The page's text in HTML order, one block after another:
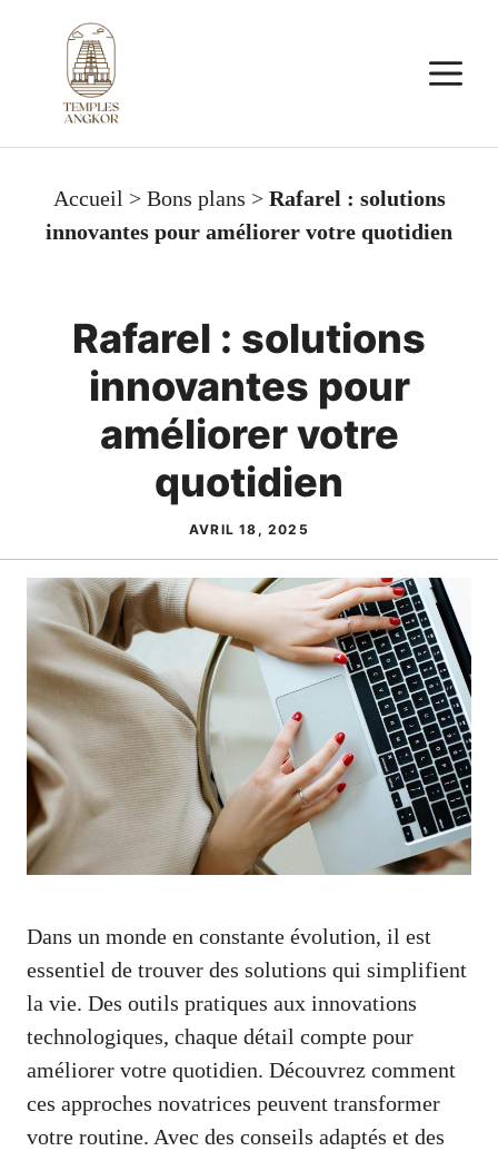
contenu
Accueil > Bons plans > Rafarel : solutions
innovantes pour améliorer votre quotidien
Rafarel : solutions
innovantes pour
améliorer votre
quotidien
AVRIL 18, 2025
Dans un monde en constante évolution, il est
essentiel de trouver des solutions qui simplifient
la vie. Des outils pratiques aux innovations
technologiques, chaque détail compte pour
améliorer votre quotidien. Découvrez comment
ces approches novatrices peuvent transformer
votre routine. Avec des conseils adaptés et des